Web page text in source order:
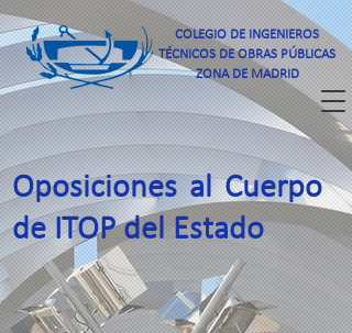
COLEGIO DE INGENIEROS
TÉCNICOS DE OBRAS PÚBLICAS
ZONA DE MADRID
Oposiciones al Cuerpo
de ITOP del Estado